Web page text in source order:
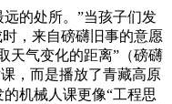
的处所。”当孩子们发
，来自磅礴旧事的意愿
天气变化的距离”（磅礴
，而是播放了青藏高原
的机械人课更像“工程思